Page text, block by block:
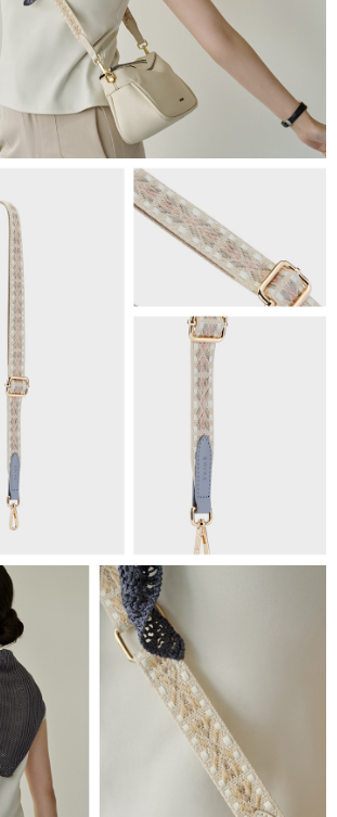
大哥付你分期」之契約關係目的，商店將以您的個人
或地址）提供予台灣大哥大進項蒐集、處理及利用，
分期帳單所需資料之確認、核對及更正。
請詳閱以下連結：https://oppay.tw/userRule
含以上)免運費
含以上)免運費
含以上)免運費
含以上)免運費